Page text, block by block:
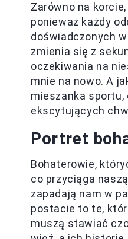
Zarówno na
ponieważ każdy
doświadczonych
zmienia się z
oczekiwania na
mnie na nowo. A
mieszanka
ekscytujących
Portret
Bohaterowie,
co przyciąga
zapadają nam w
postacie to te,
muszą stawiać